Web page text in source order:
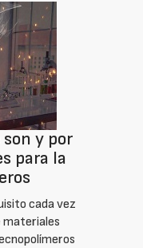
y por
para la
cada vez
materiales